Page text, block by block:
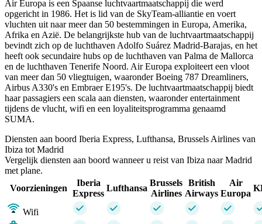
Air Europa is een Spaanse luchtvaartmaatschappij die werd
opgericht in 1986. Het is lid van de SkyTeam-alliantie en voert
vluchten uit naar meer dan 50 bestemmingen in Europa, Amerika,
Afrika en Azië. De belangrijkste hub van de luchtvaartmaatschappij
bevindt zich op de luchthaven Adolfo Suárez Madrid-Barajas, en het
heeft ook secundaire hubs op de luchthaven van Palma de Mallorca
en de luchthaven Tenerife Noord. Air Europa exploiteert een vloot
van meer dan 50 vliegtuigen, waaronder Boeing 787 Dreamliners,
Airbus A330's en Embraer E195's. De luchtvaartmaatschappij biedt
haar passagiers een scala aan diensten, waaronder entertainment
tijdens de vlucht, wifi en een loyaliteitsprogramma genaamd
SUMA.
Diensten aan boord Iberia Express, Lufthansa, Brussels Airlines van
Ibiza tot Madrid
Vergelijk diensten aan boord wanneer u reist van Ibiza naar Madrid
met plane.
Voorzieningen
Iberia
Express
Lufthansa
Brussels
Airlines
British
Airways
Air
Europa
Wifi